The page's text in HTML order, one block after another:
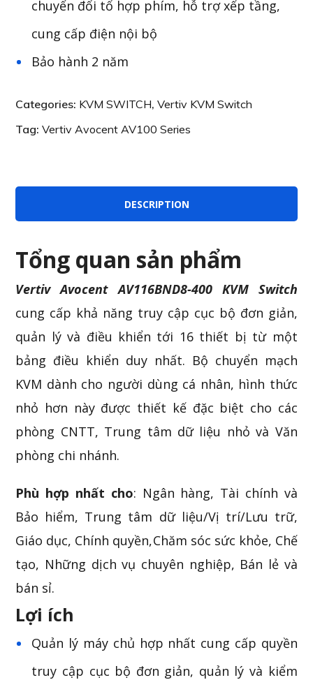
chuyển đổi tổ hợp phím, hỗ trợ xếp tầng,
cung cấp điện nội bộ
Bảo hành 2 năm
Categories: KVM SWITCH,Vertiv KVM Switch
Tag:Vertiv Avocent AV100 Series
DESCRIPTION
Tổng quan sản phẩm
Vertiv Avocent AV116BND8-400 KVM Switch
cung cấp khả năng truy cập cục bộ đơn giản,
quản lý và điều khiển tới 16 thiết bị từ một
bảng điều khiển duy nhất. Bộ chuyển mạch
KVM dành cho người dùng cá nhân, hình thức
nhỏ hơn này được thiết kế đặc biệt cho các
phòng CNTT, Trung tâm dữ liệu nhỏ và Văn
phòng chi nhánh.
Phù hợp nhất cho: Ngân hàng, Tài chính và
Bảo hiểm, Trung tâm dữ liệu/Vị trí/Lưu trữ,
Giáo dục, Chính quyền,Chăm sóc sức khỏe, Chế
tạo, Những dịch vụ chuyên nghiệp, Bán lẻ và
bán sỉ.
Lợi ích
Quản lý máy chủ hợp nhất cung cấp quyền
truy cập cục bộ đơn giản, quản lý và kiểm